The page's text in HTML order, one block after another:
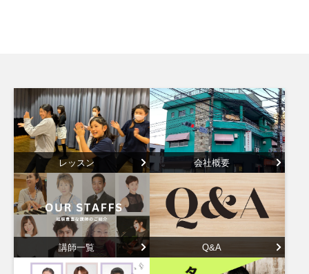
レッスン 会社概要
講師一覧 Q&A